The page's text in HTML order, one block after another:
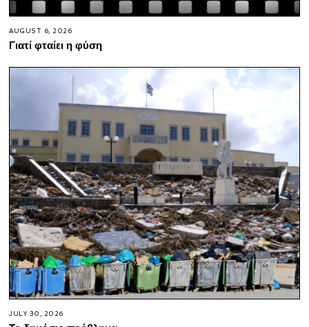
AUGUST 6, 2026
Γιατί φταίει η φύση
JULY 30, 2026